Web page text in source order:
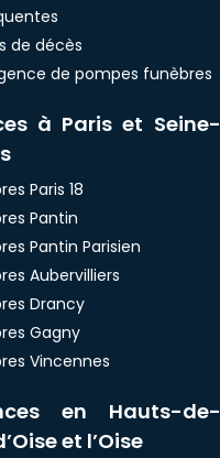
de décès
de pompes funèbres
à Paris et Seine-
Paris 18
Pantin
Pantin Parisien
Aubervilliers
Drancy
Gagny
Vincennes
en Hauts-de-
et l’Oise